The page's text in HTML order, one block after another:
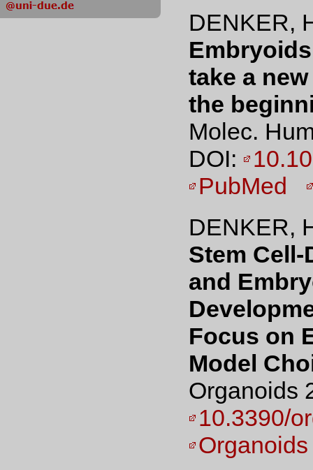
DENKER,
take a
the
Molec.
DOI:
PubMed
DENKER,
Stem
and
Focus on
Model
Organoids
10.3390/